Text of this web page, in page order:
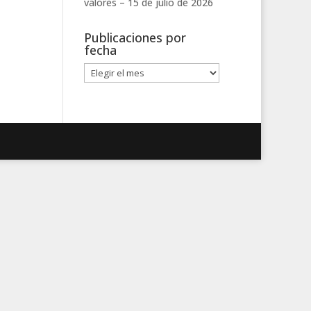
Publicaciones por
fecha
Publicaciones
por